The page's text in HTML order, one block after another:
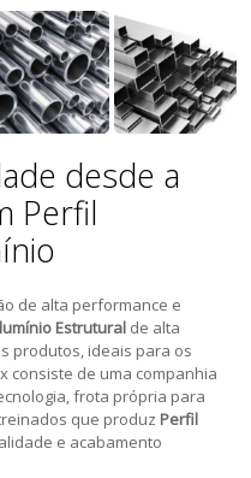
desde a
Perfil
de alta performance e
Estrutural de alta
produtos, ideais para os
consiste de uma companhia
frota própria para
que produz Perfil
e acabamento